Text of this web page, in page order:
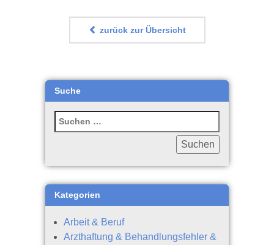
zurück zur Übersicht
Suche
Kategorien
Arbeit & Beruf
Arzthaftung & Behandlungsfehler &